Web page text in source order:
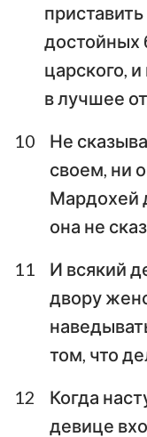
достойных
царского,
в лучшее
10
Не
своем, ни
Мардохей
она не
11
И всякий
двору
том, что
12
Когда
девице